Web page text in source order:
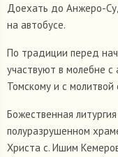
Доехать до Анжеро-
на автобусе.
По традиции перед
участвуют в молебне
Томскому и с молитвой
Божественная
полуразрушенном
Христа с. Ишим